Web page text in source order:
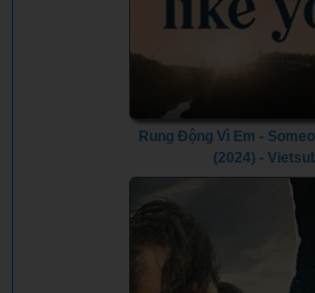
Rung Động Vì Em -
(2024) -